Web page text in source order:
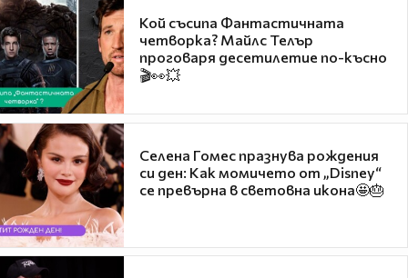
Кой съсипа Фантастичната
четворка? Майлс Телър
проговаря десетилетие по-късно
🎬👀💥
Селена Гомес празнува рождения
си ден: Как момичето от „Disney“
се превърна в световна икона🤩🎂